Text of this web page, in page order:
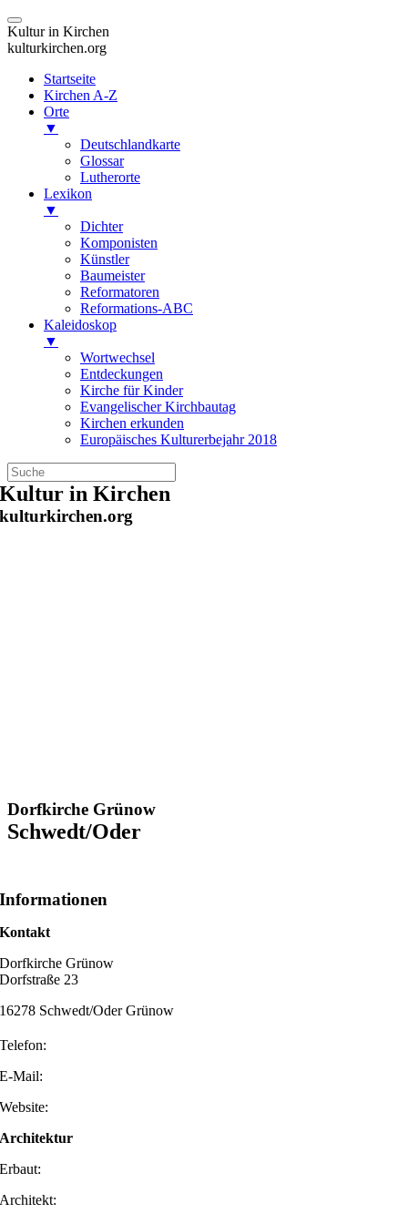
Kultur in Kirchen
kulturkirchen.org
Startseite
Kirchen A-Z
Orte
▼
Deutschlandkarte
Glossar
Lutherorte
Lexikon
▼
Dichter
Komponisten
Künstler
Baumeister
Reformatoren
Reformations-ABC
Kaleidoskop
▼
Wortwechsel
Entdeckungen
Kirche für Kinder
Evangelischer Kirchbautag
Kirchen erkunden
Europäisches Kulturerbejahr 2018
Zum
Inhalt
springen
Kultur in Kirchen
kulturkirchen.org
Dorfkirche Grünow
Schwedt/Oder
Informationen
Kontakt
Dorfkirche Grünow
Dorfstraße 23
16278 Schwedt/Oder Grünow
Telefon:
E-Mail:
Website:
Architektur
Erbaut:
Architekt: